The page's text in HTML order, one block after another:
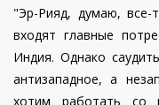
"Эр-Рияд, думаю, все-
входят главные
Индия. Однако
антизападное, а
хотим работать со